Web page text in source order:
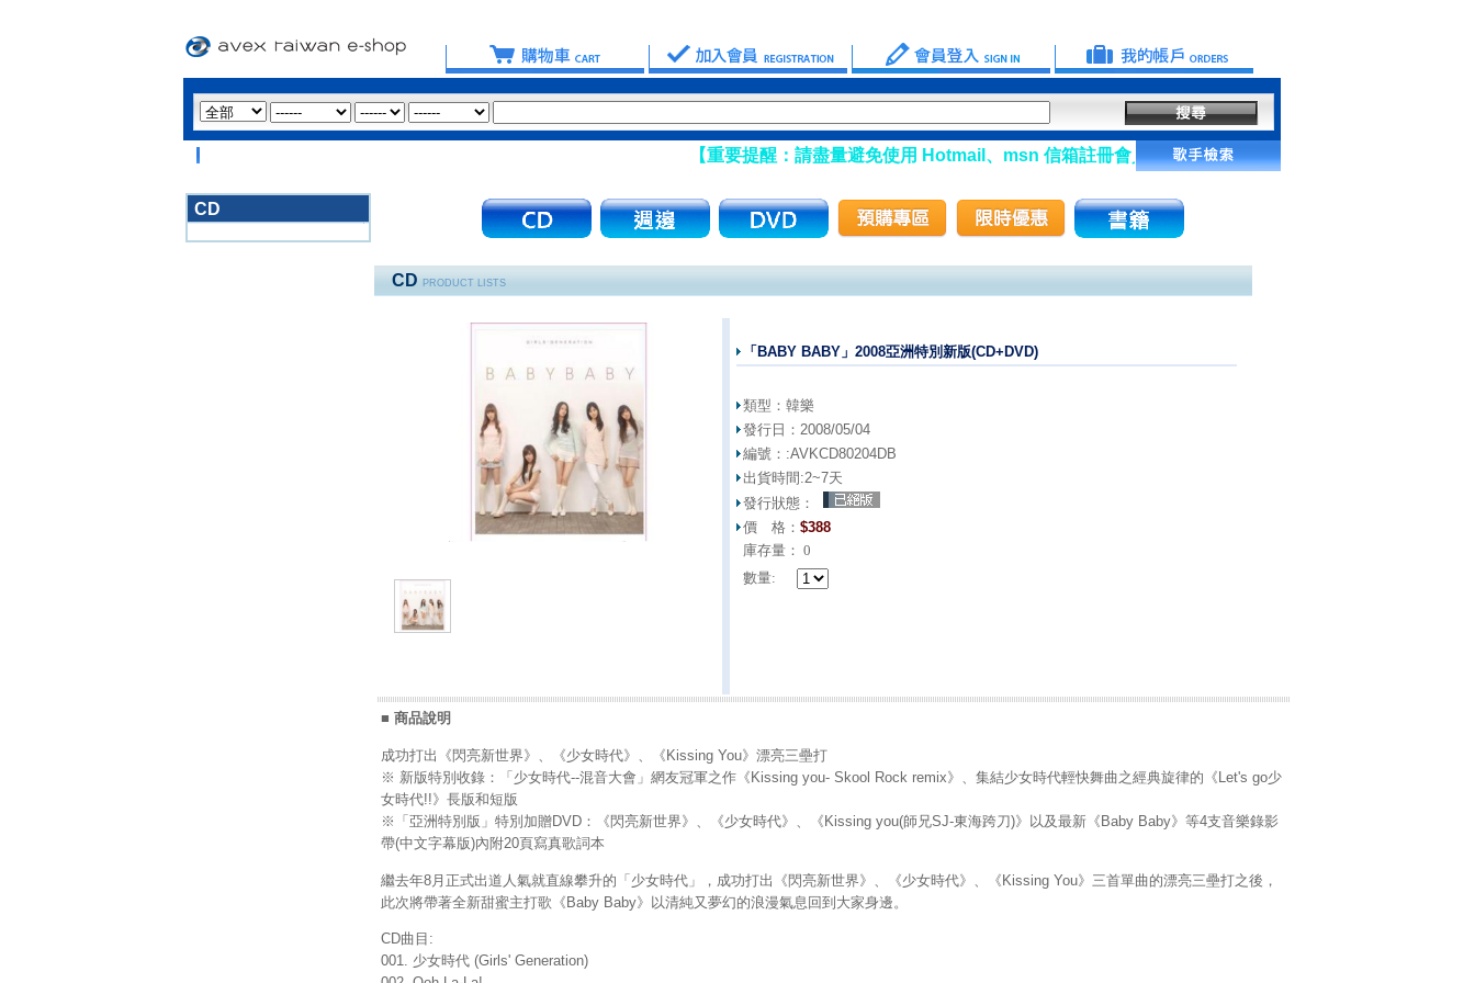
【重要提醒：請盡量避免使用 Hotmail、msn 信箱註冊會員】
CD
CD PRODUCT LISTS
「BABY BABY」2008亞洲特別新版(CD+DVD)
類型： 韓樂
發行日： 2008/05/04
編號：:AVKCD80204DB
出貨時間:2~7天
發行狀態：
價 格： $388
庫存量： 0
數量:
■ 商品說明
成功打出《閃亮新世界》、《少女時代》、《Kissing You》漂亮三壘打
※ 新版特別收錄：「少女時代--混音大會」網友冠軍之作《Kissing you- Skool Rock remix》、集結少女時代輕快舞曲之經典旋律的《Let's go少
女時代!!》長版和短版
※「亞洲特別版」特別加贈DVD：《閃亮新世界》、《少女時代》、《Kissing you(師兄SJ-東海跨刀)》以及最新《Baby Baby》等4支音樂錄影
帶(中文字幕版)內附20頁寫真歌詞本
繼去年8月正式出道人氣就直線攀升的「少女時代」，成功打出《閃亮新世界》、《少女時代》、《Kissing You》三首單曲的漂亮三壘打之後，
此次將帶著全新甜蜜主打歌《Baby Baby》以清純又夢幻的浪漫氣息回到大家身邊。
CD曲目:
001. 少女時代 (Girls' Generation)